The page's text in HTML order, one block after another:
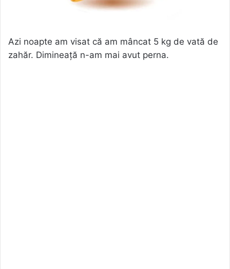
Azi noapte am visat că am mâncat 5 kg de vată de
zahăr. Dimineață n-am mai avut perna.